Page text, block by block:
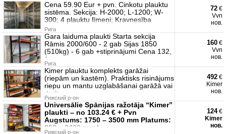
Cena 59.90 Eur + pvn. Cinkotu plauktu
sistēma. Sekcija: H-2000; L-1200; W-
300; 4 plauktu līmeņi; Kravnesība
Рига
72 €
Vvn
нов.
Gara laiduma plaukti Starta sekcija
Rāmis 2000/600 - 2 gab Sijas 1850
(510kg) - 6 gab +stiprinājumi Cena 132,
1
Рига
160 €
Vvn
нов.
Kimer plauktu komplekts garāžai
(riepām un kastēm). Praktisks risinājums
riepu un mantu uzglabāšanai garāžā vai
darb
Рижский р-он
492 €
Kimer
нов.
Universālie Spānijas ražotāja “Kimer”
plaukti – no 103.24 € + Pvn
Augstums: 1750 – 3500 mm Platums:
950 – 2400 mm I
Рижский р-он
124€
Kimer
нов.